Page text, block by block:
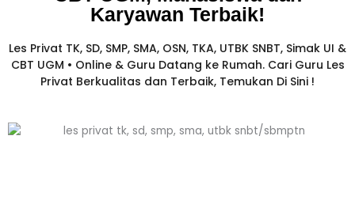
Karyawan Terbaik!​
Les Privat TK, SD, SMP, SMA, OSN, TKA, UTBK SNBT, Simak UI &
CBT UGM • Online & Guru Datang ke Rumah. Cari Guru Les
Privat Berkualitas dan Terbaik, Temukan Di Sini !